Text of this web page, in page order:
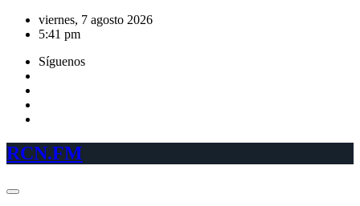
Saltar
viernes, 7 agosto 2026
5:41 pm
Síguenos
RCN.FM